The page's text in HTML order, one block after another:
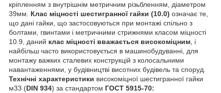
кріпленням з внутрішнім метричним різьбленням, діаметром
39мм. Клас міцності шестигранної гайки (10.0) означає те,
що дані гайки, що застосовуються при монтажі спільно з
болтами, гвинтами і метричними стрижнями класом міцності
10.9, даний клас міцності вважається високоміцним, і
найбільш часто використовується в машинобудуванні, для
монтажу важких сталевих конструкцій з колосальними
навантаженнями, у будівництві висотних будівель та споруд.
Технічні характеристики високоміцної шестигранної гайки
м33 (DIN 934) за стандартом ГОСТ 5915-70: